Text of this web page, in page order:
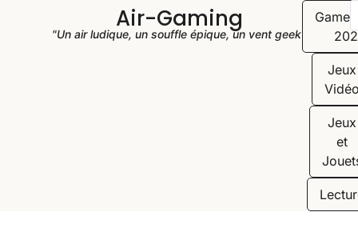
Air-Gaming
"Un air ludique, un souffle épique, un vent geek"
Jeux
Jeux
et